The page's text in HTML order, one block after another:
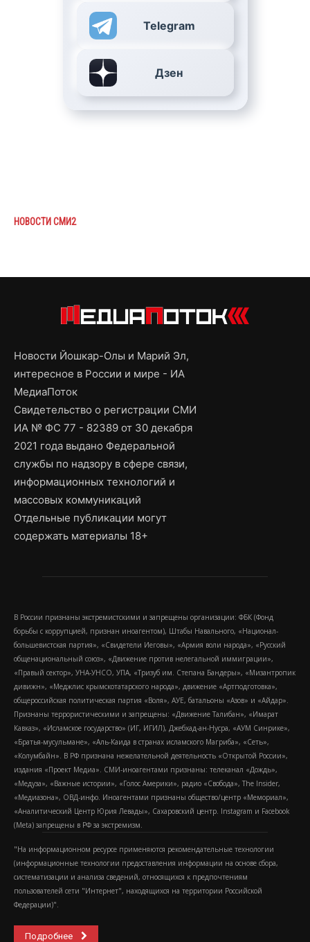
Telegram
Дзен
НОВОСТИ СМИ2
Новости Йошкар-Олы и Марий Эл,
интересное в России и мире - ИА
МедиаПоток
Свидетельство о регистрации СМИ
ИА № ФС 77 - 82389 от 30 декабря
2021 года выдано Федеральной
службы по надзору в сфере связи,
информационных технологий и
массовых коммуникаций
Отдельные публикации могут
содержать материалы 18+
В России признаны экстремистскими и запрещены организации: ФБК (Фонд
борьбы с коррупцией, признан иноагентом), Штабы Навального, «Национал-
большевистская партия», «Свидетели Иеговы», «Армия воли народа», «Русский
общенациональный союз», «Движение против нелегальной иммиграции»,
«Правый сектор», УНА-УНСО, УПА, «Тризуб им. Степана Бандеры», «Мизантропик
дивижн», «Меджлис крымскотатарского народа», движение «Артподготовка»,
общероссийская политическая партия «Воля», АУЕ, батальоны «Азов» и «Айдар».
Признаны террористическими и запрещены: «Движение Талибан», «Имарат
Кавказ», «Исламское государство» (ИГ, ИГИЛ), Джебхад-ан-Нусра, «АУМ Синрике»,
«Братья-мусульмане», «Аль-Каида в странах исламского Магриба», «Сеть»,
«Колумбайн». В РФ признана нежелательной деятельность «Открытой России»,
издания «Проект Медиа». СМИ-иноагентами признаны: телеканал «Дождь»,
«Медуза», «Важные истории», «Голос Америки», радио «Свобода», The Insider,
«Медиазона», ОВД-инфо. Иноагентами признаны общество/центр «Мемориал»,
«Аналитический Центр Юрия Левады», Сахаровский центр. Instagram и Facebook
(Metа) запрещены в РФ за экстремизм.
"На информационном ресурсе применяются рекомендательные технологии
(информационные технологии предоставления информации на основе сбора,
систематизации и анализа сведений, относящихся к предпочтениям
пользователей сети "Интернет", находящихся на территории Российской
Федерации)".
Подробнее